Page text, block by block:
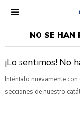

NO SE HAN
¡Lo sentimos! No
Inténtalo nuevamente
secciones de nuestro